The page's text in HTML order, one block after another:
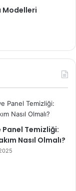
Modelleri
Panel Temizliği:
Nasıl Olmalı?